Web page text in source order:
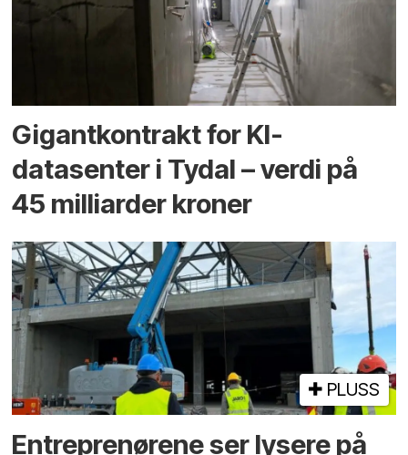
Gigantkontrakt for KI-
datasenter i Tydal – verdi på
45 milliarder kroner
PLUSS
Entreprenørene ser lysere på